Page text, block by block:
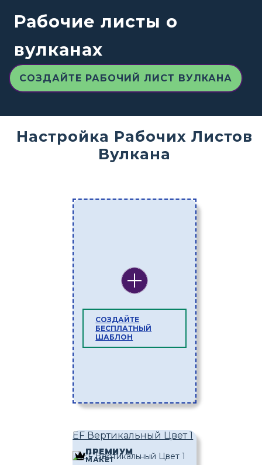
Рабочие листы о
вулканах
СОЗДАЙТЕ РАБОЧИЙ ЛИСТ ВУЛКАНА
Настройка Рабочих Листов
Вулкана
СОЗДАЙТЕ
БЕСПЛАТНЫЙ
ШАБЛОН
EF Вертикальный Цвет 1
ПРЕМИУМ
МАКЕТ